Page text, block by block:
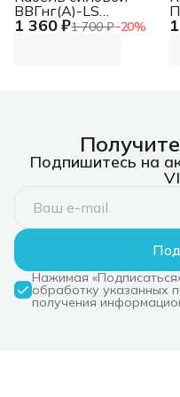
1 360 ₽1 700 ₽−20%
ВВГнг(А)-LS
5Х10ок(N.PE)-0.660
Подпишитесь на
Нажимая
обработку указанных
получения